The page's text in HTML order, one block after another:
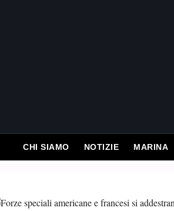
CHI SIAMO NOTIZIE MARINA